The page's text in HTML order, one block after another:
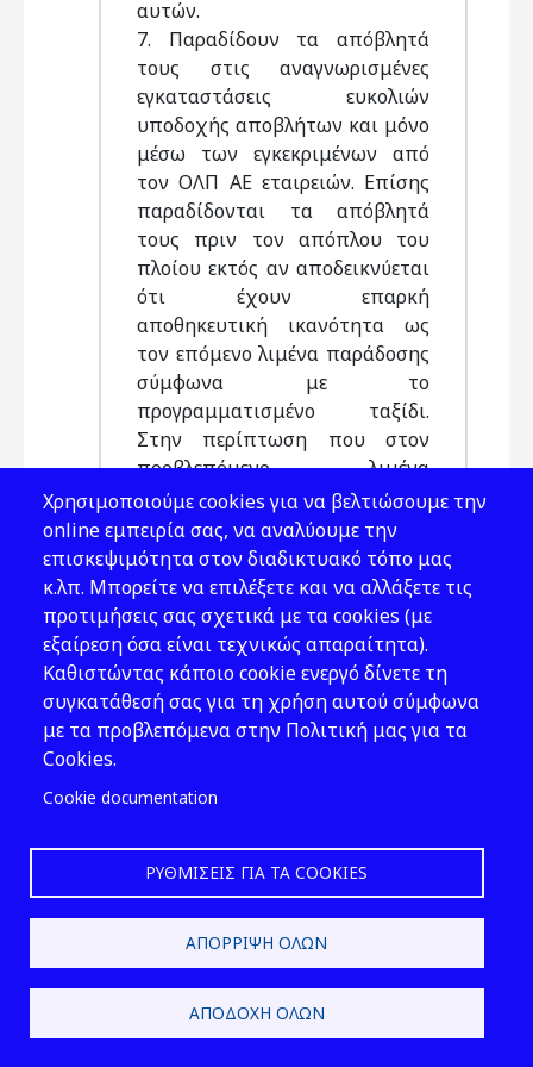
αυτών.
7. Παραδίδουν τα απόβλητά
τους στις αναγνωρισμένες
εγκαταστάσεις ευκολιών
υποδοχής αποβλήτων και μόνο
μέσω των εγκεκριμένων από
τον ΟΛΠ ΑΕ εταιρειών. Επίσης
παραδίδονται τα απόβλητά
τους πριν τον απόπλου του
πλοίου εκτός αν αποδεικνύεται
ότι έχουν επαρκή
αποθηκευτική ικανότητα ως
τον επόμενο λιμένα παράδοσης
σύμφωνα με το
προγραμματισμένο ταξίδι.
Στην περίπτωση που στον
προβλεπόμενο λιμένα
παράδοσης δεν υπάρχουν
κατάλληλες υποδομές ή που δεν
είναι γνωστός ο επόμενος
λιμένας υποχρεούται να
παραδώσει τα απόβλητά του
πριν τον απόπλου του πλοίου.
8. Παραδίδουν ξεχωριστά τα
ειδικά ρεύματα αποβλήτων
(απόβλητα λιπαντικών ελαίων,
ηλεκτρονικού εξοπλισμού,
νοσοκομειακά απόβλητα,
συσκευασίες κλπ) και να
ενημερώνουν εγκαίρως τις
εταιρείες για το είδος, την
κατηγορία και την ποσότητά
τους ενώ με την παράδοση τους
παραλαμβάνουν σχετική
Χρησιμοποιούμε cookies για να βελτιώσουμε την
online εμπειρία σας, να αναλύουμε την
επισκεψιμότητα στον διαδικτυακό τόπο μας
κ.λπ. Μπορείτε να επιλέξετε και να αλλάξετε τις
προτιμήσεις σας σχετικά με τα cookies (με
εξαίρεση όσα είναι τεχνικώς απαραίτητα).
Καθιστώντας κάποιο cookie ενεργό δίνετε τη
συγκατάθεσή σας για τη χρήση αυτού σύμφωνα
με τα προβλεπόμενα στην Πολιτική μας για τα
Cookies.
Cookie documentation
ΡΥΘΜΊΣΕΙΣ ΓΙΑ ΤΑ COOKIES
ΑΠΌΡΡΙΨΗ ΌΛΩΝ
ΑΠΟΔΟΧΉ ΌΛΩΝ